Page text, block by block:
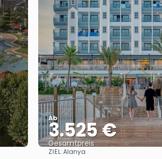
Ab
3.525 €
Gesamtpreis
ZIEL:Alanya